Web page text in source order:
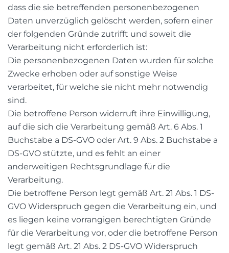
dass die sie betreffenden personenbezogenen
Daten unverzüglich gelöscht werden, sofern einer
der folgenden Gründe zutrifft und soweit die
Verarbeitung nicht erforderlich ist:
Die personenbezogenen Daten wurden für solche
Zwecke erhoben oder auf sonstige Weise
verarbeitet, für welche sie nicht mehr notwendig
sind.
Die betroffene Person widerruft ihre Einwilligung,
auf die sich die Verarbeitung gemäß Art. 6 Abs. 1
Buchstabe a DS-GVO oder Art. 9 Abs. 2 Buchstabe a
DS-GVO stützte, und es fehlt an einer
anderweitigen Rechtsgrundlage für die
Verarbeitung.
Die betroffene Person legt gemäß Art. 21 Abs. 1 DS-
GVO Widerspruch gegen die Verarbeitung ein, und
es liegen keine vorrangigen berechtigten Gründe
für die Verarbeitung vor, oder die betroffene Person
legt gemäß Art. 21 Abs. 2 DS-GVO Widerspruch